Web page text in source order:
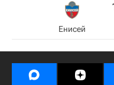
Енисей